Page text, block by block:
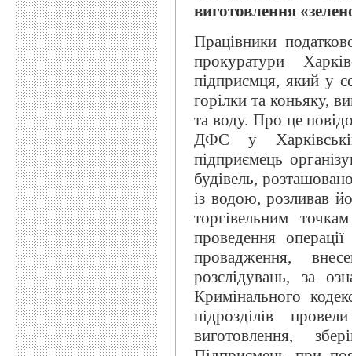
виготовлення
Працівники
прокуратури
підприємця, який у
горілки та коньяку,
та воду. Про це
ДФС у
підприємець
будівель,
із водою, розливав
торгівельним
проведення
провадження,
розслідувань, за
Кримінального
підрозділів
виготовлення,